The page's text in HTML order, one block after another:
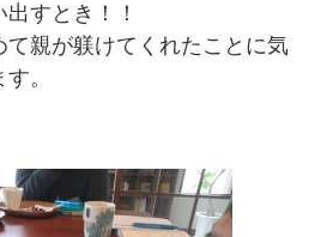
すとき！！
親が躾けてくれたことに気
。